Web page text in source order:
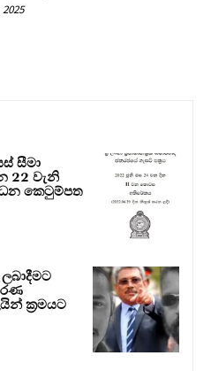
සීමා
22 වැනි
කෙටුම්පත
ක්‍රමයට